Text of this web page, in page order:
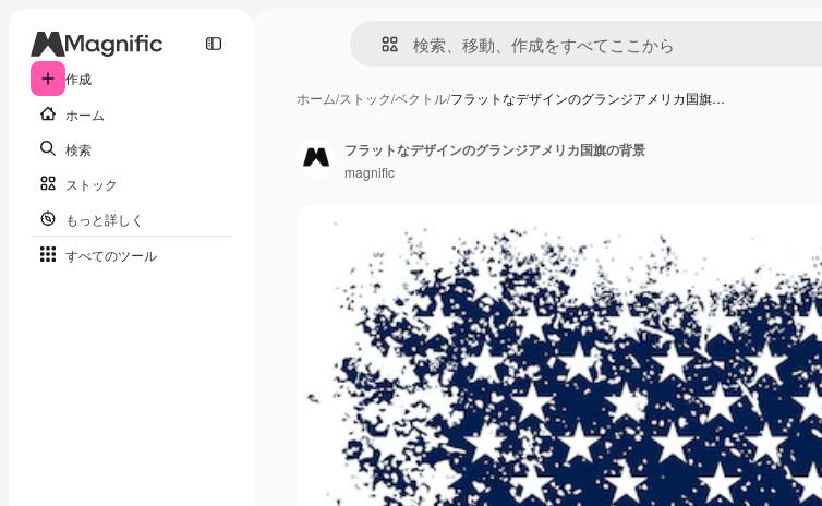
作成
ホーム
検索
ストック
もっと詳しく
すべてのツール
ホーム/ストック/ベクトル/フラットなデザインのグランジアメリカ国旗…
フラットなデザインのグランジアメリカ国旗の背景
magnific